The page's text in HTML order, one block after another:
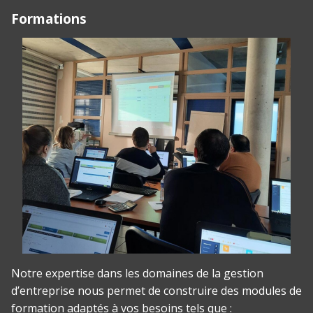
Formations
Notre expertise dans les domaines de la gestion
d’entreprise nous permet de construire des modules de
formation adaptés à vos besoins tels que :